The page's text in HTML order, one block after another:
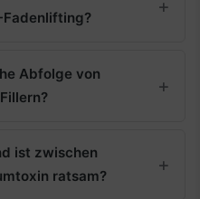
Fadenlifting?
Abfolge von
ist zwischen
ratsam?